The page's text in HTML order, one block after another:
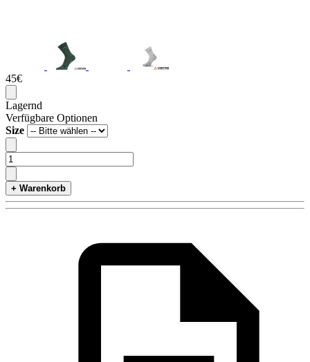
45€
Lagernd
Verfügbare Optionen
Size
+ Warenkorb